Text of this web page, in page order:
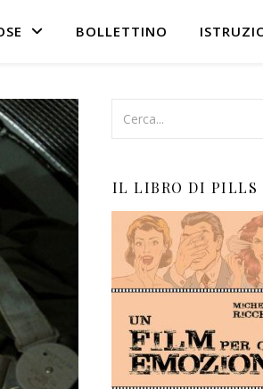
BOLLETTINO
IL LIBRO DI PILLS